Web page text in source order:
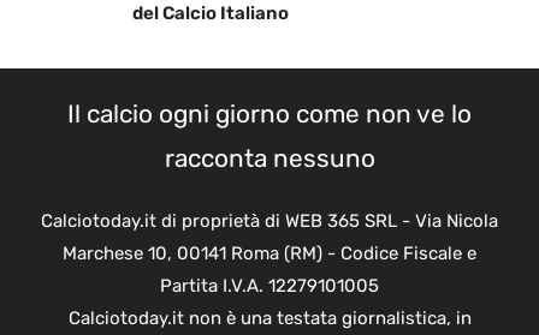
del Calcio Italiano
Il calcio ogni giorno come non ve lo
racconta nessuno
Calciotoday.it di proprietà di WEB 365 SRL - Via Nicola
Marchese 10, 00141 Roma (RM) - Codice Fiscale e
Partita I.V.A. 12279101005
Calciotoday.it non è una testata giornalistica, in